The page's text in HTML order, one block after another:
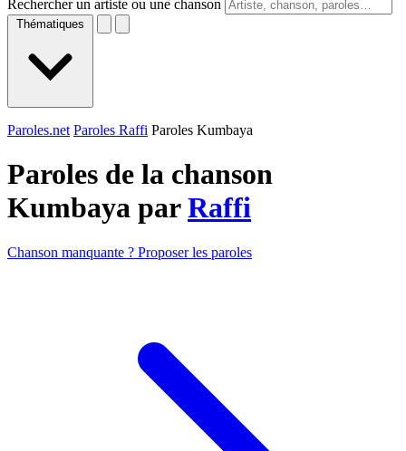
Rechercher un artiste ou une chanson
Thématiques
Paroles.net Paroles Raffi Paroles Kumbaya
Paroles de la chanson
Kumbaya parRaffi
Chanson manquante ? Proposer les paroles